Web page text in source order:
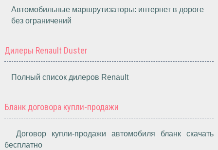
Автомобильные маршрутизаторы: интернет в дороге
без ограничений
Дилеры Renault Duster
Полный список дилеров Renault
Бланк договора купли-продажи
Договор купли-продажи автомобиля бланк скачать
бесплатно